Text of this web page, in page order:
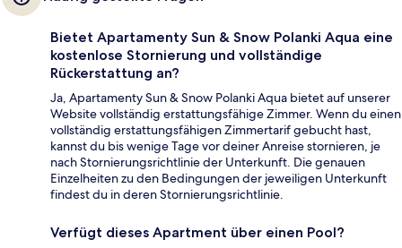
Bietet Apartamenty Sun & Snow Polanki Aqua eine
kostenlose Stornierung und vollständige
Rückerstattung an?
Ja, Apartamenty Sun & Snow Polanki Aqua bietet auf unserer
Website vollständig erstattungsfähige Zimmer. Wenn du einen
vollständig erstattungsfähigen Zimmertarif gebucht hast,
kannst du bis wenige Tage vor deiner Anreise stornieren, je
nach Stornierungsrichtlinie der Unterkunft. Die genauen
Einzelheiten zu den Bedingungen der jeweiligen Unterkunft
findest du in deren Stornierungsrichtlinie.
Verfügt dieses Apartment über einen Pool?